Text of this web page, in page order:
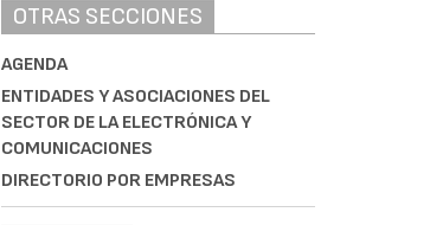
OTRAS SECCIONES
AGENDA
ENTIDADES Y ASOCIACIONES DEL
SECTOR DE LA ELECTRÓNICA Y
COMUNICACIONES
DIRECTORIO POR EMPRESAS